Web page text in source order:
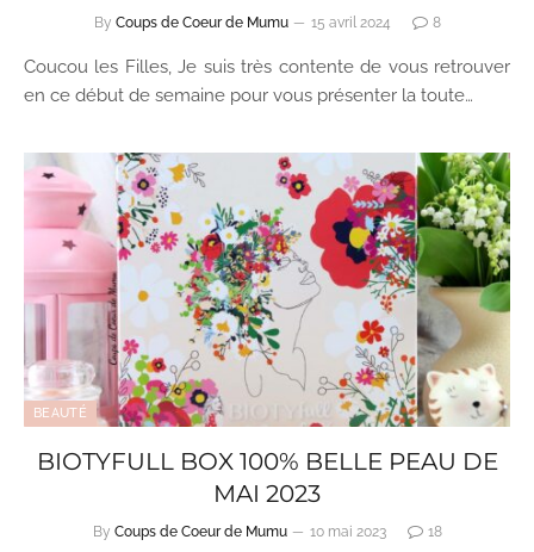
By Coups de Coeur de Mumu 15 avril 2024 8
Coucou les Filles, Je suis très contente de vous retrouver
en ce début de semaine pour vous présenter la toute…
BEAUTÉ
BIOTYFULL BOX 100% BELLE PEAU DE
MAI 2023
By Coups de Coeur de Mumu 10 mai 2023 18